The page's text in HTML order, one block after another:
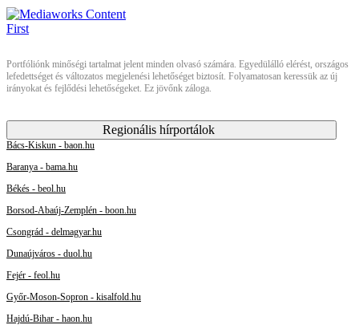
Portfóliónk minőségi tartalmat jelent minden olvasó számára. Egyedülálló elérést, országos
lefedettséget és változatos megjelenési lehetőséget biztosít. Folyamatosan keressük az új
irányokat és fejlődési lehetőségeket. Ez jövőnk záloga.
Regionális hírportálok
Bács-Kiskun - baon.hu
Baranya - bama.hu
Békés - beol.hu
Borsod-Abaúj-Zemplén - boon.hu
Csongrád - delmagyar.hu
Dunaújváros - duol.hu
Fejér - feol.hu
Győr-Moson-Sopron - kisalfold.hu
Hajdú-Bihar - haon.hu